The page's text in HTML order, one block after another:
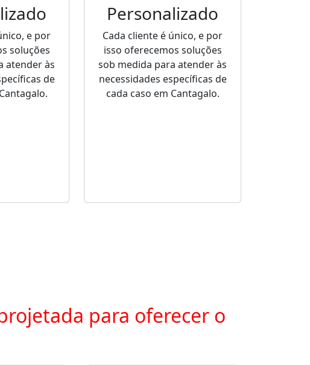
e por
soluções
atender às
de
Personalizado
Cada cliente é único, e por
isso oferecemos soluções
sob medida para atender às
necessidades específicas de
cada caso em Cantagalo.
para oferecer o